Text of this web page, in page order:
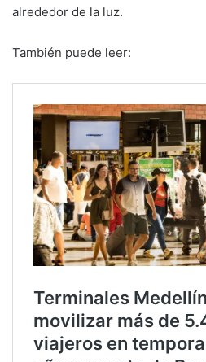
alrededor de la luz.
También puede leer: